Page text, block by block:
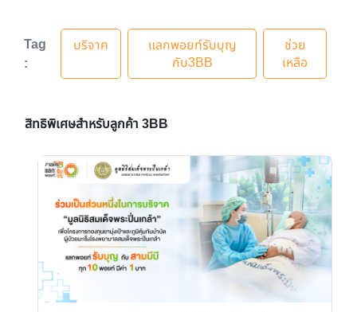
Tag
:
บริจาค
แลกพอยท์รับบุญ
กับ3BB
ช่วย
เหลือ
สิทธิพิเศษสำหรับลูกค้า 3BB